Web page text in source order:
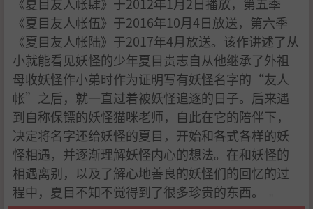
《夏目友人帐伍》于2016年10月4日放送，第六季
《夏目友人帐陆》于2017年4月放送。该作讲述了从
小就能看见妖怪的少年夏目贵志自从他继承了外祖
母收妖怪作小弟时作为证明写有妖怪名字的“友人
帐”之后，就一直过着被妖怪追逐的日子。后来遇
到自称保镖的妖怪猫咪老师，自此在它的陪伴下，
决定将名字还给妖怪的夏目，开始和各式各样的妖
怪相遇，并逐渐理解妖怪内心的想法。在和妖怪的
相遇离别，以及了解心地善良的妖怪们的回忆的过
程中，夏目不知不觉得到了很多珍贵的东西。